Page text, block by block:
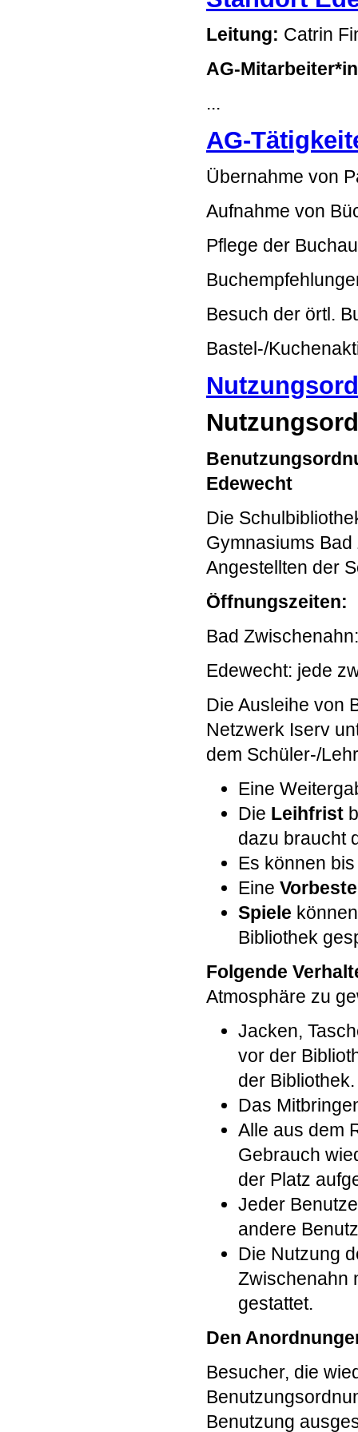
Leitung: Catrin
AG-
...
AG-
Übernahme von
Aufnahme von
Pflege der
Besuch der örtl.
Bastel-/
Edewecht
Die
Gymnasiums
Angestellten der
Öffnungszeiten:
Bad
Edewecht: jede
Die Ausleihe von
Netzwerk Iserv
dem Schüler-/
Eine
Die Leihfrist
dazu braucht
Es können
Eine
Spiele
Bibliothek
Folgende
Atmosphäre zu
Jacken,
vor der
der Bibliothek.
Das
Alle aus dem
Gebrauch
der Platz
Jeder
andere
Die Nutzung
Zwischenahn
gestattet.
Den
Besucher, die
Benutzung